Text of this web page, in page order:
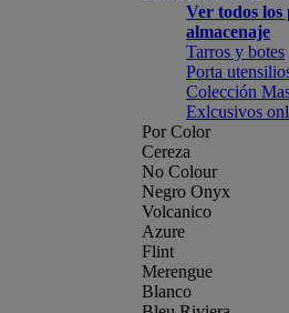
Ver todos
almacenaje
Tarros y botes
Porta
Colección
Exlcusivos
Por Color
Cereza
No Colour
Negro Onyx
Volcanico
Azure
Flint
Merengue
Blanco